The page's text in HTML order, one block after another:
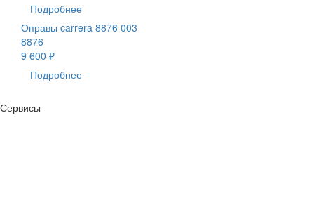
Подробнее
Оправы carrera 8876 003
8876
9 600 ₽
Подробнее
Сервисы